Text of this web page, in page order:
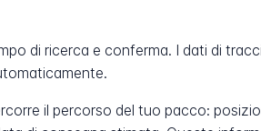
di ricerca e conferma. I dati di
il percorso del tuo pacco: